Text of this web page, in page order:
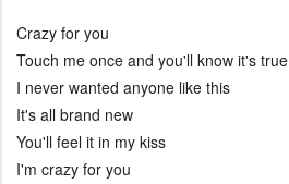
Crazy for you
Touch me once and you'll know it's true
I never wanted anyone like this
It's all brand new
You'll feel it in my kiss
I'm crazy for you